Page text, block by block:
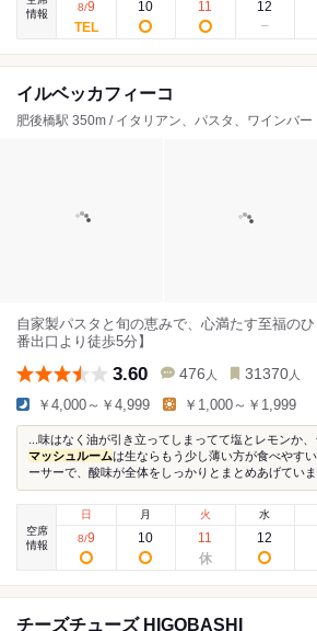
情報
8/9 10 11 12
イルベッカフィーコ
肥後橋駅 350m / イタリアン、パスタ、ワインバー
自家製パスタと旬の恵みで、心満たす至福の
番出口より徒歩5分】
3.60 476 人 31370 人
￥4,000～￥4,999 ￥1,000～￥1,999
...味はなく油が引き立ってしまってて塩とレモンか
マッシュルームは生ならもう少し薄い方が食べやす
ーサーで、酸味が全体をしっかりとまとめあげていま
空席
情報
日
8/9
月
10
火
11
水
12
チーズチューズ HIGOBASHI